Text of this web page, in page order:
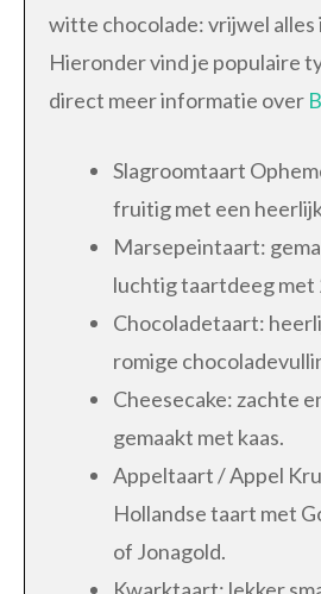
witte chocolade: vrijwel alles
Hieronder vind je populaire
direct meer informatie over
Slagroomtaart
fruitig met een
Marsepeintaart:
luchtig taartdeeg met
Chocoladetaart:
romige
Cheesecake: zachte
gemaakt met kaas.
Appeltaart / Appel
Hollandse taart met
of Jonagold.